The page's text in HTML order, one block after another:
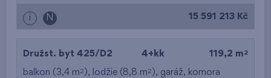
i N 15 591 213 Kč
Družst. byt 425/D2 4+kk 119,2 m 2
balkon (3,4 m2 ), lodžie (8,8 m2 ), garáž, komora